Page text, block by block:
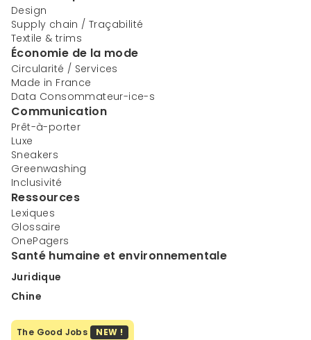
Design
Supply chain / Traçabilité
Textile & trims
Économie de la mode
Circularité / Services
Made in France
Data Consommateur-ice-s
Communication
Prêt-à-porter
Luxe
Sneakers
Greenwashing
Inclusivité
Ressources
Lexiques
Glossaire
OnePagers
Santé humaine et environnementale
Juridique
Chine
The Good Jobs NEW !